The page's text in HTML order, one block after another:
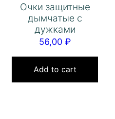
Очки защитные
дымчатые с
дужками
56,00 ₽
Add to cart